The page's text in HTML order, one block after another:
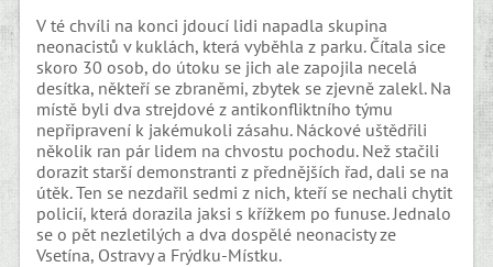
V té chvíli na konci jdoucí lidi napadla skupina
neonacistů v kuklách, která vyběhla z parku. Čítala sice
skoro 30 osob, do útoku se jich ale zapojila necelá
desítka, někteří se zbraněmi, zbytek se zjevně zalekl. Na
místě byli dva strejdové z antikonfliktního týmu
nepřipravení k jakémukoli zásahu. Náckové uštědřili
několik ran pár lidem na chvostu pochodu. Než stačili
dorazit starší demonstranti z přednějších řad, dali se na
útěk. Ten se nezdařil sedmi z nich, kteří se nechali chytit
policií, která dorazila jaksi s křížkem po funuse. Jednalo
se o pět nezletilých a dva dospělé neonacisty ze
Vsetína, Ostravy a Frýdku-Místku.